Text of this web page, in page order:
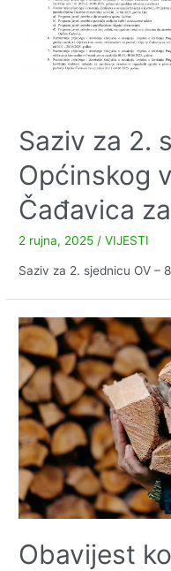
Saziv za 2.
Općinskog
Čađavica
2 rujna, 2025/VIJESTI
Saziv za 2. sjednicu OV –
Obavijest